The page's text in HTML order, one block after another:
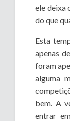
ele deixa
do que
Esta
apenas
foram
alguma
bem. A
entrar